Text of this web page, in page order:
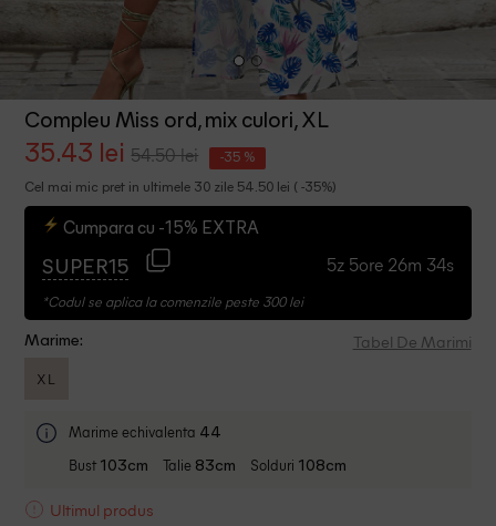
Compleu Miss ord, mix culori, XL
35.43 lei 54.50 lei -35 %
Cel mai mic pret in ultimele 30 zile 54.50 lei ( -35%)
Cumpara cu -15% EXTRA
SUPER15 5z 5ore 26m 34s
*Codul se aplica la comenzile peste 300 lei
Marime: Tabel De Marimi
XL
Marime echivalenta 44
Bust 103cm Talie 83cm Solduri 108cm
Ultimul produs